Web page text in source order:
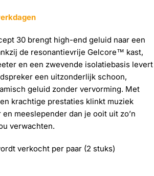
30 brengt high-end geluid naar een
de resonantievrije Gelcore™ kast,
en een zwevende isolatiebasis levert
een uitzonderlijk schoon,
geluid zonder vervorming. Met
krachtige prestaties klinkt muziek
meeslepender dan je ooit uit zo’n
verwachten.
verkocht per paar (2 stuks)